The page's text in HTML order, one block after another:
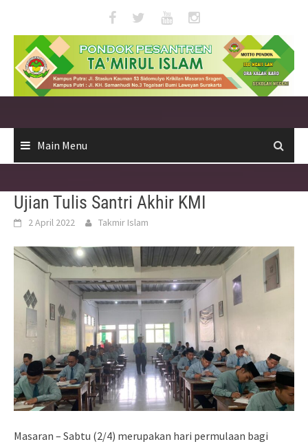
content
Main Menu
Ujian Tulis Santri Akhir KMI
2 April 2022 Takmir Islam
Masaran – Sabtu (2/4) merupakan hari permulaan bagi